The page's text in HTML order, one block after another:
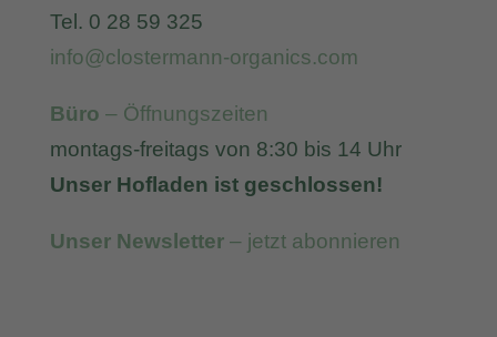
Tel. 0 28 59 325
info@clostermann-organics.com
Büro – Öffnungszeiten
montags-freitags von 8:30 bis 14 Uhr
Unser Hofladen ist geschlossen!
Unser Newsletter– jetzt abonnieren